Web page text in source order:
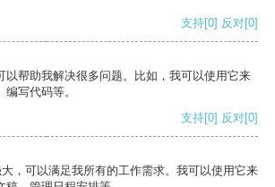
支持[0] 反对[0]
以帮助我解决很多问题。比如，我可以使用它来
写代码等。
支持[0] 反对[0]
，可以满足我所有的工作需求。我可以使用它来